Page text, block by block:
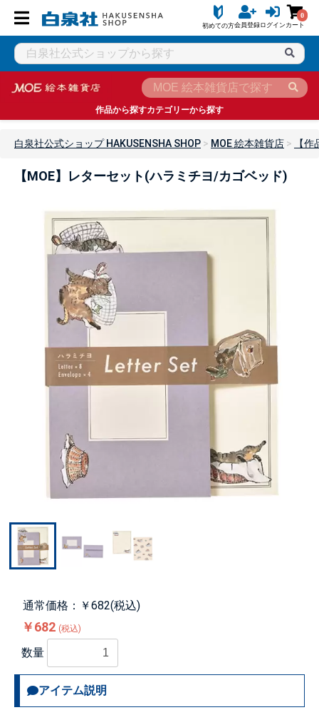
初めての方会員登録ログイン
0
カート
作品から探すカテゴリーから探す
白泉社公式ショップ HAKUSENSHA SHOP MOE 絵本雑貨店 【
【MOE】レターセット(ハラミチヨ/カゴベッド)
通常価格：￥682(税込)
￥682 (税込)
数量
アイテム説明